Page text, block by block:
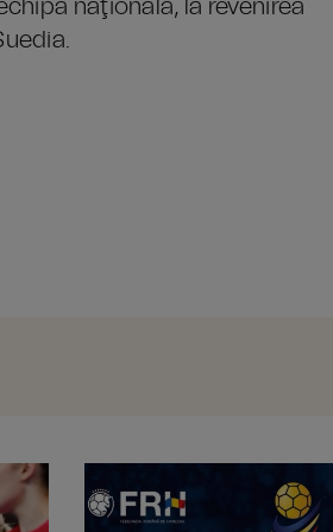
naţională, la revenirea
România obține bronzul în proba